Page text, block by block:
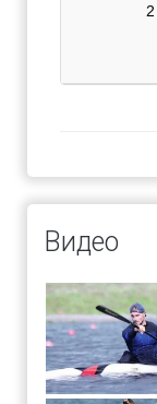
2
Видео